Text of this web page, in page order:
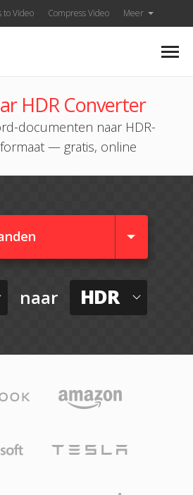
to Video Compress Video Meer
HDR Converter
documenten naar HDR-
— gratis, online
naar HDR